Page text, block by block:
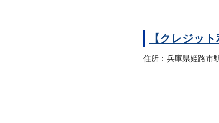
【クレジッ
住所：兵庫県姫路市